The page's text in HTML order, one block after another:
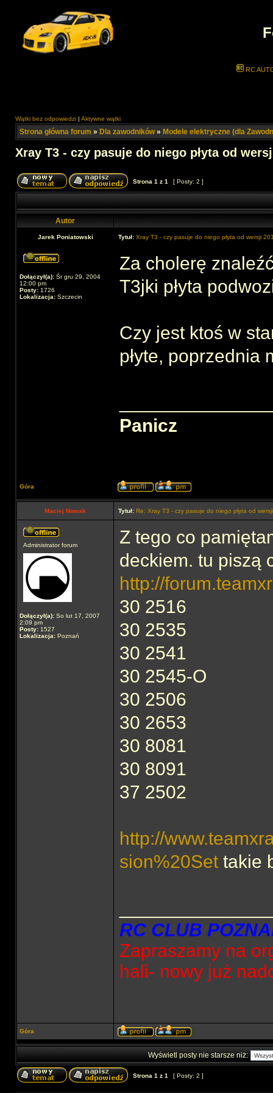
RC
Wątki bez odpowiedzi | Aktywne wątki
Strona główna forum » Dla zawodników» Modele elektryczne (dla
Xray T3 - czy pasuje do niego płyta od
Strona 1 z 1 [ Posty: 2 ]
Autor
Jarek Poniatowski Tytuł: Xray T3 - czy pasuje do niego płyta od wersji
Dołączył(a): Śr gru 29, 2004
12:00 pm
Posty: 1726
Lokalizacja: Szczecin
Za cholerę
T3jki płyta
Czy jest ktoś w
płyte, poprzednia
Panicz
Góra
Maciej Nowak Tytuł: Re: Xray T3 - czy pasuje do niego płyta od
Administrator forum
Dołączył(a): So lut 17, 2007
2:09 pm
Posty: 1527
Lokalizacja: Poznań
Z tego co
deckiem. tu piszą
http://
30 2516
30 2535
30 2541
30 2545-O
30 2506
30 2653
30 8081
30 8091
37 2502
http://
sion%20Set takie
RC CLUB
Zapraszamy na
hali- nowy już
Góra
Wyświetl posty nie starsze niż:
Strona 1 z 1 [ Posty: 2 ]